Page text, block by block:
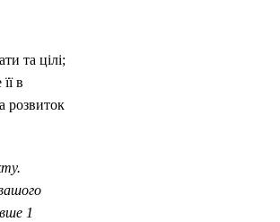
та цілі;
в
розвиток
1